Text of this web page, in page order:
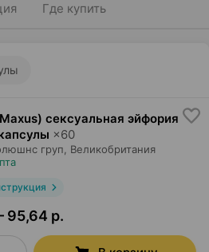
Где купить
сексуальная эйфория
×60
груп , Великобритания
р.